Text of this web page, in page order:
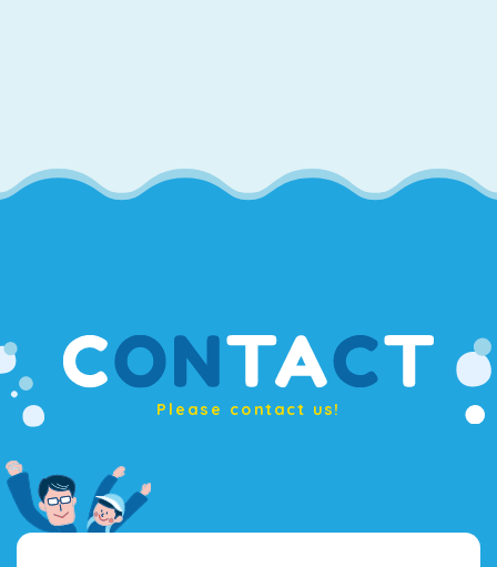
Please contact us!